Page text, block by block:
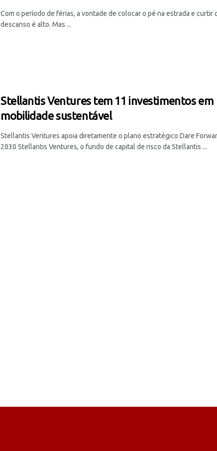
Com o período de férias, a vontade de colocar o pé na estrada e curtir
descanso é alto. Mas ...
Stellantis Ventures tem 11 investimentos em
mobilidade sustentável
Stellantis Ventures apoia diretamente o plano estratégico Dare
2030 Stellantis Ventures, o fundo de capital de risco da Stellantis ...